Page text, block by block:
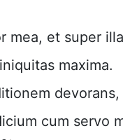
mea, et super
maxima.
cum servo